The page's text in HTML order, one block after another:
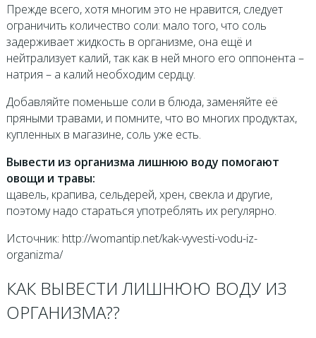
Прежде всего, хотя многим это не нравится, следует
ограничить количество соли: мало того, что соль
задерживает жидкость в организме, она ещё и
нейтрализует калий, так как в ней много его оппонента –
натрия – а калий необходим сердцу.
Добавляйте поменьше соли в блюда, заменяйте её
пряными травами, и помните, что во многих продуктах,
купленных в магазине, соль уже есть.
Вывести из организма лишнюю воду помогают
овощи и травы:
щавель, крапива, сельдерей, хрен, свекла и другие,
поэтому надо стараться употреблять их регулярно.
Источник: http://womantip.net/kak-vyvesti-vodu-iz-
organizma/
КАК ВЫВЕСТИ ЛИШНЮЮ ВОДУ ИЗ
ОРГАНИЗМА??